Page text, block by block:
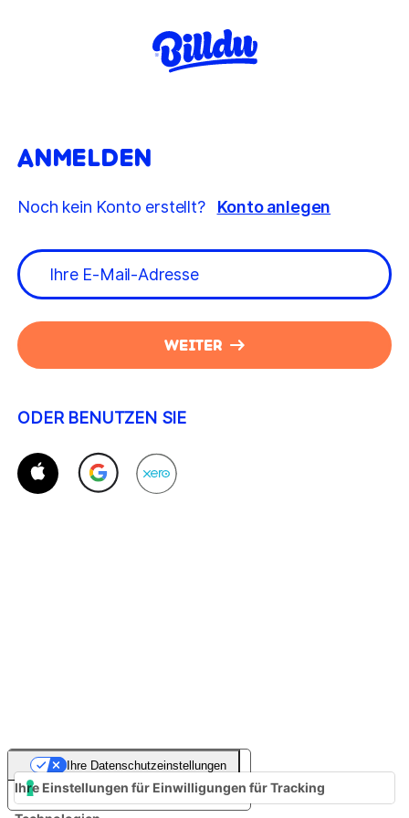
ANMELDEN
Noch kein Konto erstellt? Konto anlegen
WEITER
ODER BENUTZEN SIE
Hinweis bei Erhebung
Ihre Datenschutzeinstellungen
Ihre Einstellungen für Einwilligungen für Tracking